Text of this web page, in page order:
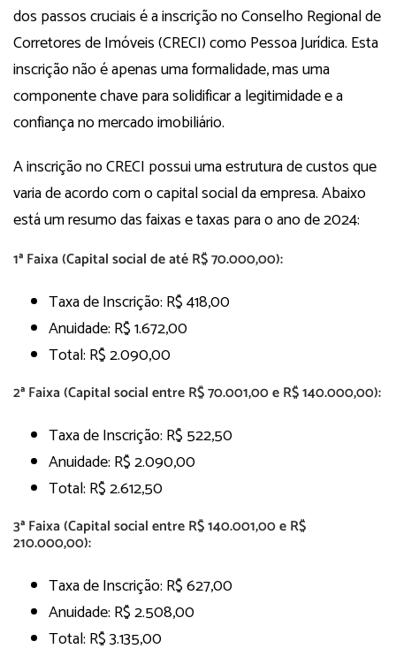
dos passos cruciais é a inscrição no Conselho Regional de
Corretores de Imóveis (CRECI) como Pessoa Jurídica. Esta
inscrição não é apenas uma formalidade, mas uma
componente chave para solidificar a legitimidade e a
confiança no mercado imobiliário.
A inscrição no CRECI possui uma estrutura de custos que
varia de acordo com o capital social da empresa. Abaixo
está um resumo das faixas e taxas para o ano de 2024:
1ª Faixa (Capital social de até R$ 70.000,00):
Taxa de Inscrição: R$ 418,00
Anuidade: R$ 1.672,00
Total: R$ 2.090,00
2ª Faixa (Capital social entre R$ 70.001,00 e R$ 140.000,00):
Taxa de Inscrição: R$ 522,50
Anuidade: R$ 2.090,00
Total: R$ 2.612,50
3ª Faixa (Capital social entre R$ 140.001,00 e R$
210.000,00):
Taxa de Inscrição: R$ 627,00
Anuidade: R$ 2.508,00
Total: R$ 3.135,00